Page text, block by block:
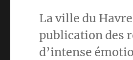
La ville du
publication des
d’intense